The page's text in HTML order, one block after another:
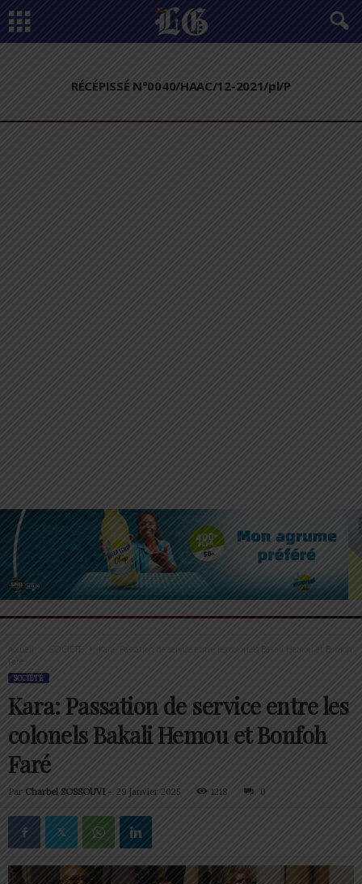
RÉCÉPISSÉ N°0040/HAAC/12-2021/pl/P
Accueil
Kara: Passation de service entre les colonels Bakali Hemou et Bonfoh
SOCIÉTÉ
Kara: Passation de service entre les
colonels Bakali Hemou et Bonfoh
Faré
Par Charbel SOSSOUVI - 29 janvier 2025 1218 0